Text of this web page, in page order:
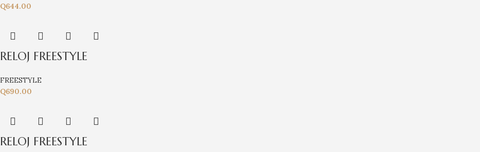
Q644.00
RELOJ FREESTYLE
FREESTYLE
Q690.00
RELOJ FREESTYLE